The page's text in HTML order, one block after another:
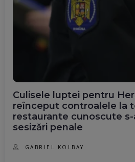
Culisele luptei pentru
reînceput controalele la
restaurante cunoscute s-
sesizări penale
GABRIEL KOLBAY